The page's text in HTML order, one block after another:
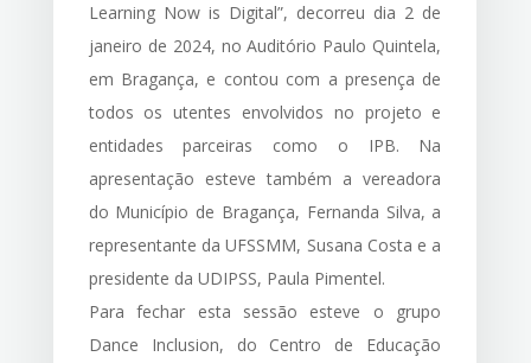
Learning Now is Digital”, decorreu dia 2 de
janeiro de 2024, no Auditório Paulo Quintela,
em Bragança, e contou com a presença de
todos os utentes envolvidos no projeto e
entidades parceiras como o IPB. Na
apresentação esteve também a vereadora
do Município de Bragança, Fernanda Silva, a
representante da UFSSMM, Susana Costa e a
presidente da UDIPSS, Paula Pimentel.
Para fechar esta sessão esteve o grupo
Dance Inclusion, do Centro de Educação